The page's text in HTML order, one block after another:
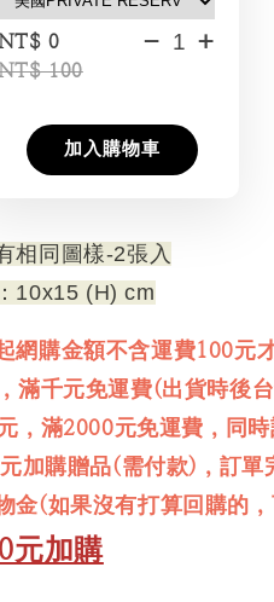
0
100
- +
加入購物車
相同圖樣-2張入
10x15 (H) cm
網購金額不含運費100元
滿千元免運費(出貨時後
，滿2000元免運費，同
加購贈品(需付款)，訂
金(如果沒有打算回購的
元加購